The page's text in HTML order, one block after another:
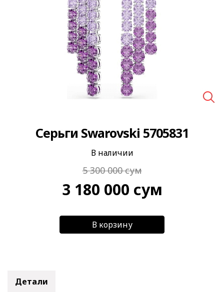
Серьги Swarovski 5705831
В наличии
5 300 000сум
3 180 000 сум
В корзину
Детали